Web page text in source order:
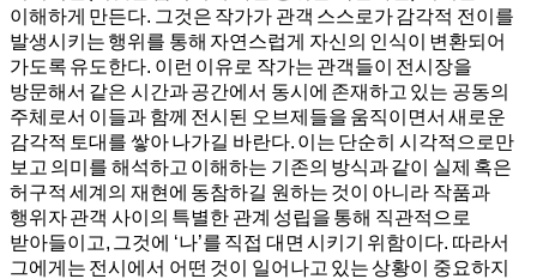
이해하게 만든다. 그것은 작가가 관객 스스로가 감각적 전이를
발생시키는 행위를 통해 자연스럽게 자신의 인식이 변환되어
가도록 유도한다. 이런 이유로 작가는 관객들이 전시장을
방문해서 같은 시간과 공간에서 동시에 존재하고 있는 공동의
주체로서 이들과 함께 전시된 오브제들을 움직이면서 새로운
감각적 토대를 쌓아 나가길 바란다. 이는 단순히 시각적으로만
보고 의미를 해석하고 이해하는 기존의 방식과 같이 실제 혹은
허구적 세계의 재현에 동참하길 원하는 것이 아니라 작품과
행위자 관객 사이의 특별한 관계 성립을 통해 직관적으로
받아들이고, 그것에 ‘나’를 직접 대면 시키기 위함이다. 따라서
그에게는 전시에서 어떤 것이 일어나고 있는 상황이 중요하지